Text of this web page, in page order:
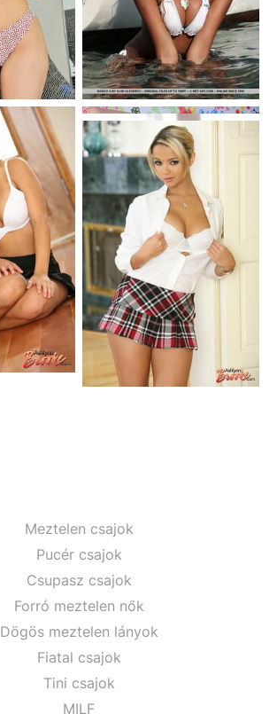
Meztelen csajok
Pucér csajok
Csupasz csajok
Forró meztelen nők
Dögös meztelen lányok
Fiatal csajok
Tini csajok
MILF